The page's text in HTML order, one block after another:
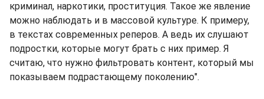
криминал, наркотики, проституция. Такое же явление
можно наблюдать и в массовой культуре. К примеру,
в текстах современных реперов. А ведь их слушают
подростки, которые могут брать с них пример. Я
считаю, что нужно фильтровать контент, который мы
показываем подрастающему поколению".